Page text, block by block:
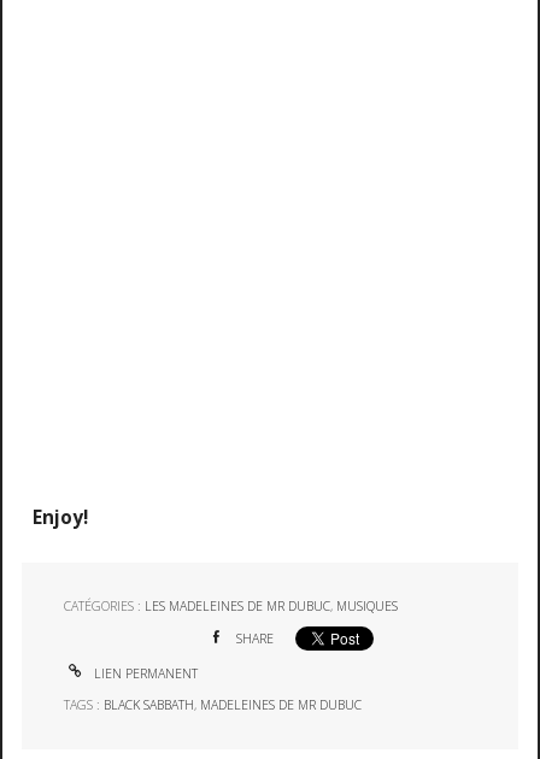
Enjoy!
CATÉGORIES : LES MADELEINES DE MR DUBUC, MUSIQUES
SHARE
LIEN PERMANENT
TAGS : BLACK SABBATH, MADELEINES DE MR DUBUC